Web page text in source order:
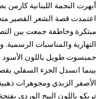
أبهرت النجمة اللبنانية
اعتمدت قصة الشعر القصير
مبتكرة وخاطفة جمعت بين
النهارية والمناسبات
جمبسوت طويل باللون الأسود
بينما انسدل الجزء السفلي
الأصفر الزبدي ومجوهرات
تريكو باللون البيج الوردي